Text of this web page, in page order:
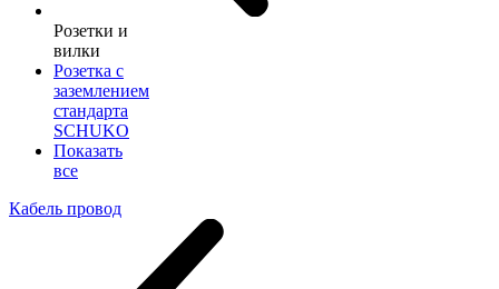
Розетки и
вилки
Розетка с
заземлением
стандарта
SCHUKO
Показать
все
Кабель провод